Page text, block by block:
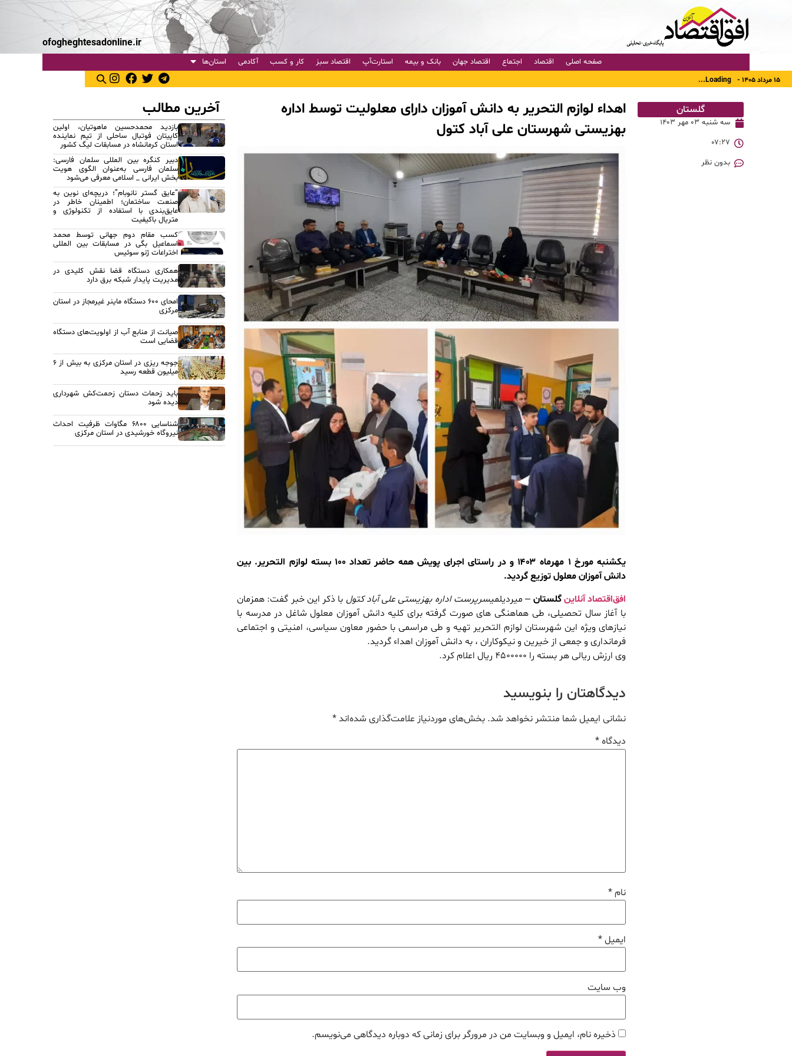
ofogheghtesadonline.ir
صفحه اصلی اقتصاد اجتماع اقتصاد جهان بانک و بیمه استارت‌آپ اقتصاد سبز کار و کسب آکادمی استان‌ها
۱۵ مرداد ۱۴۰۵ - Loading...
گلستان
سه شنبه ۰۳ مهر ۱۴۰۳
۰۷:۲۷
بدون نظر
اهداء لوازم التحریر به دانش آموزان دارای معلولیت توسط اداره
بهزیستی شهرستان علی آباد کتول
یکشنبه مورخ ۱ مهر‌ماه ۱۴۰۳ و در راستای اجرای پویش همه حاضر تعداد ۱۰۰ بسته لوازم التحریر. بین
دانش آموزان معلول توزیع گردید.
افق‌اقتصاد آنلاینگلستان – میردیلمیسرپرست اداره بهزیستی علی آباد کتول با ذکر این خبر گفت: همزمان
با آغاز سال تحصیلی، طی هماهنگی های صورت گرفته برای کلیه دانش آموزان معلول شاغل در مدرسه با
نیازهای ویژه این شهرستان لوازم التحریر تهیه و طی مراسمی با حضور معاون سیاسی، امنیتی و اجتماعی
فرمانداری و جمعی از خیرین و نیکوکاران ، به دانش آموزان اهداء گردید.
وی ارزش ریالی هر بسته را ۴۵۰۰۰۰۰ ریال اعلام کرد.
دیدگاهتان را بنویسید
نشانی ایمیل شما منتشر نخواهد شد. بخش‌های موردنیاز علامت‌گذاری شده‌اند*
دیدگاه*
نام*
ایمیل*
وب‌ سایت
ذخیره نام، ایمیل و وبسایت من در مرورگر برای زمانی که دوباره دیدگاهی می‌نویسم.
آخرین مطالب
بازدید محمدحسین ماهوتیان، اولین
کاپیتان فوتبال ساحلی از تیم نماینده
استان کرمانشاه در مسابقات لیگ کشور
دبیر کنگره بین المللی سلمان فارسی:
سلمان فارسی به‌عنوان الگوی هویت
بخش ایرانی _ اسلامی معرفی می‌شود
“عایق گستر نانوبام”؛ دریچه‌ای نوین به
صنعت ساختمان؛ اطمینان خاطر در
عایق‌بندی با استفاده از تکنولوژی و
متریال باکیفیت
کسب مقام دوم جهانی توسط محمد
اسماعیل بگی در مسابقات بین المللی
اختراعات ژنو سوئیس
همکاری دستگاه قضا نقش کلیدی در
مدیریت پایدار شبکه برق دارد
امحای ۶۰۰ دستگاه ماینر غیرمجاز در استان
مرکزی
صیانت از منابع آب از اولویت‌های دستگاه
قضایی است
جوجه ریزی در استان مرکزی به بیش از ۶
میلیون قطعه رسید
باید زحمات دستان زحمت‌کش شهرداری
دیده شود
شناسایی ۶۸۰۰ مگاوات ظرفیت احداث
نیروگاه خورشیدی در استان مرکزی